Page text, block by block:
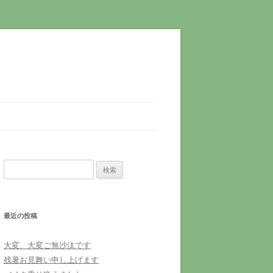
索:
最近の投稿
大変、大変ご無沙汰です
残暑お見舞い申し上げます